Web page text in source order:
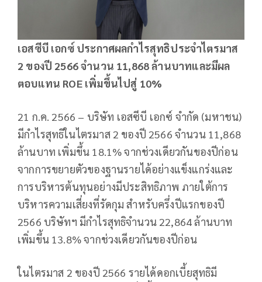
เอสซีบี เอกซ์ ประกาศผลกำไรสุทธิประจำไตรมาส
2 ของปี 2566 จำนวน 11,868 ล้านบาทและมีผล
ตอบแทน ROE เพิ่มขึ้นไปสู่ 10%
21 ก.ค. 2566 – บริษัท เอสซีบี เอกซ์ จำกัด (มหาชน)
มีกำไรสุทธิในไตรมาส 2 ของปี 2566 จำนวน 11,868
ล้านบาท เพิ่มขึ้น 18.1% จากช่วงเดียวกันของปีก่อน
จากการขยายตัวของฐานรายได้อย่างแข็งแกร่งและ
การบริหารต้นทุนอย่างมีประสิทธิภาพ ภายใต้การ
บริหารความเสี่ยงที่รัดกุม สำหรับครึ่งปีแรกของปี
2566 บริษัทฯ มีกำไรสุทธิจำนวน 22,864 ล้านบาท
เพิ่มขึ้น 13.8% จากช่วงเดียวกันของปีก่อน
ในไตรมาส 2 ของปี 2566 รายได้ดอกเบี้ยสุทธิมี